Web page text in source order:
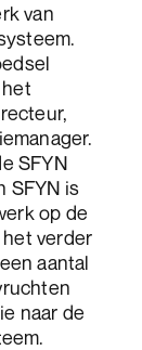
van
SFYN
SFYN is
op de
verder
aantal
naar de